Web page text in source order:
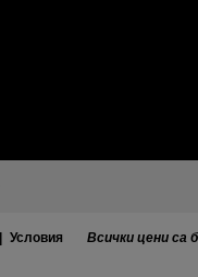
Условия Всички цени са